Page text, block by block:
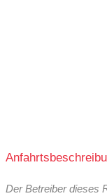
Der Betreiber dieses